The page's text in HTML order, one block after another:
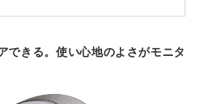
できる。使い心地のよさがモニタ